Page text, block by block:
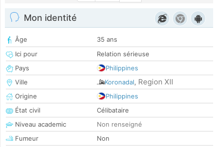
Mon identité
Âge
35 ans
Ici pour
Relation sérieuse
Pays
Philippines
Ville
Koronadal, Region XII
Origine
Philippines
État civil
Célibataire
Niveau academic
Non renseigné
Fumeur
Non